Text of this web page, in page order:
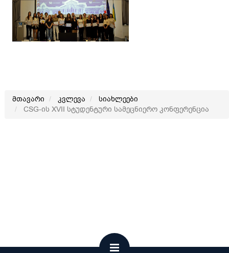
მთავარი კვლევა
სიახლეები
CSG-ის XVII სტუდენტური სამეცნიერო კონფერენცია